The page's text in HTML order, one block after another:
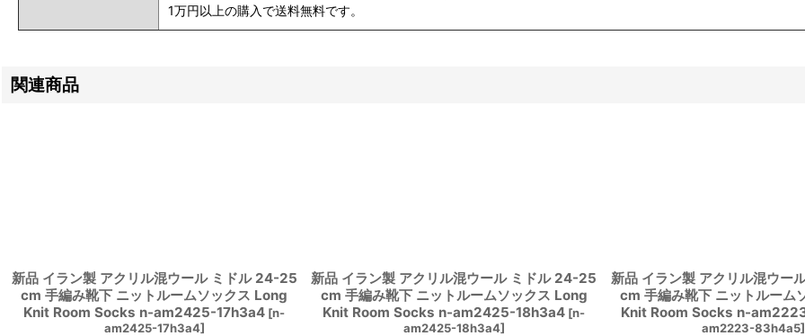
1万円以上の購入で送料無料です。
関連商品
新品 イラン製 アクリル混ウール ミドル 24-25
cm 手編み靴下 ニットルームソックス Long
Knit Room Socks n-am2425-17h3a4 [n-
am2425-17h3a4]
新品 イラン製 アクリル混ウール ミドル 24-25
cm 手編み靴下 ニットルームソックス Long
Knit Room Socks n-am2425-18h3a4 [n-
am2425-18h3a4]
新品 イラン製 アクリル混ウー
cm 手編み靴下 ニットルーム
Knit Room Socks n-
am2223-83h4a5]